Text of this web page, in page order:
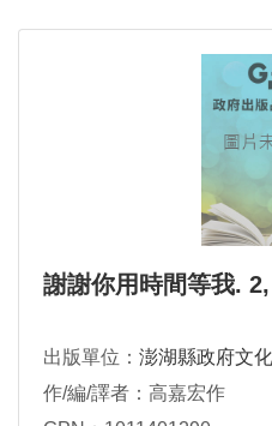
謝謝你用時間等我.
出版單位： 澎湖縣政府文
作/編/譯者：高嘉宏作